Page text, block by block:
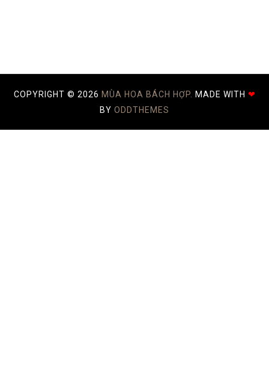
COPYRIGHT © 2026 MÙA HOA BÁCH HỢP. MADE WITH ❤
BY ODDTHEMES